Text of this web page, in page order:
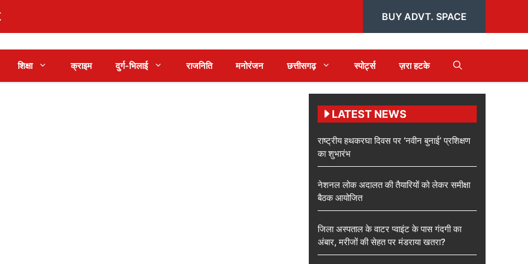
BUY ADVT. SPACE
शिक्षा क्राइम दुर्ग-भिलाई राजनिति मनोरंजन छत्तीसगढ़ स्पोर्ट्स ज़रा हटके
LATEST NEWS
राष्ट्रीय हथकरघा दिवस पर ‘नवीन बुनाई’ प्रशिक्षण
का शुभारंभ
नेशनल लोक अदालत की तैयारियों को लेकर समीक्षा
बैठक आयोजित
जिला अस्पताल के वाटर प्वाइंट के पास गंदगी का
अंबार, मरीजों की सेहत पर मंडराया खतरा?